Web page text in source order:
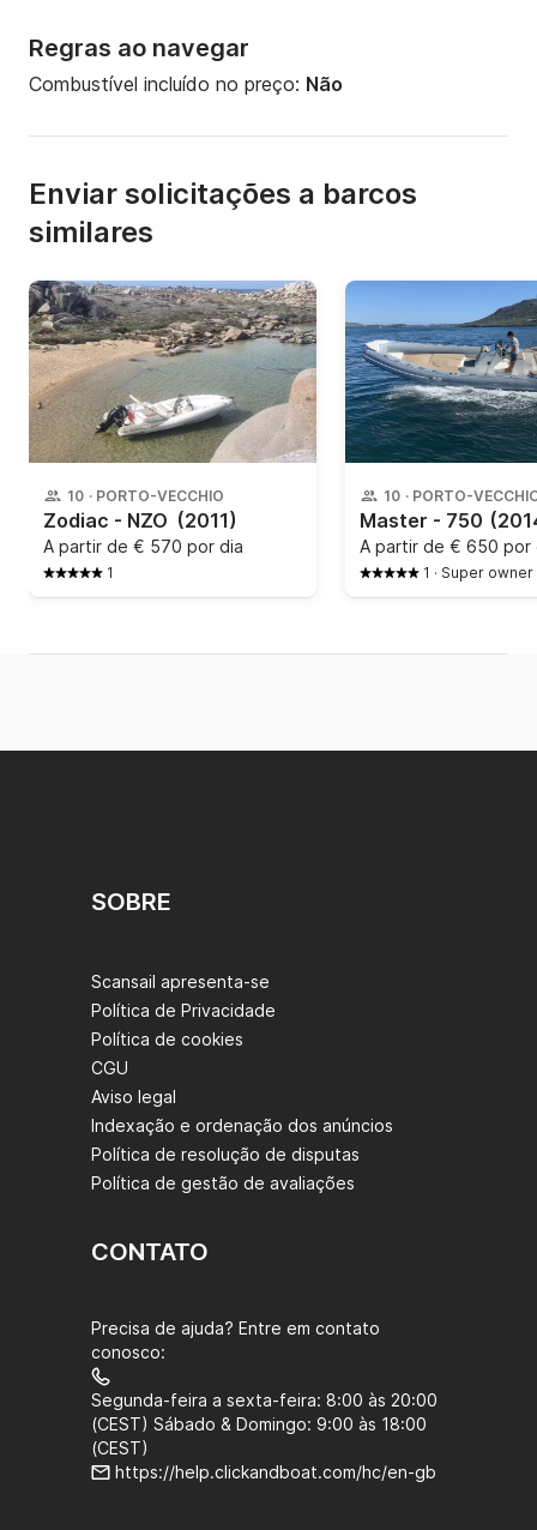
Regras ao navegar
Combustível incluído no preço: Não
Enviar solicitações a barcos
similares
10 · PORTO-VECCHIO
Zodiac - NZO (2011)
A partir de € 570 por dia
1
10 · PORTO-
Master - 750
A partir de € 650 por
1 · Super owner
SOBRE
Scansail apresenta-se
Política de Privacidade
Política de cookies
CGU
Aviso legal
Indexação e ordenação dos anúncios
Política de resolução de disputas
Política de gestão de avaliações
CONTATO
Precisa de ajuda? Entre em contato
conosco:
Segunda-feira a sexta-feira: 8:00 às 20:00
(CEST) Sábado & Domingo: 9:00 às 18:00
(CEST)
https://help.clickandboat.com/hc/en-gb